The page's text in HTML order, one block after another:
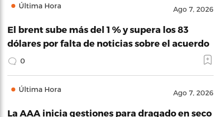
Última Hora Ago 7, 2026
El brent sube más del 1 % y supera los 83
dólares por falta de noticias sobre el acuerdo
0
Última Hora Ago 7, 2026
La AAA inicia gestiones para dragado en seco